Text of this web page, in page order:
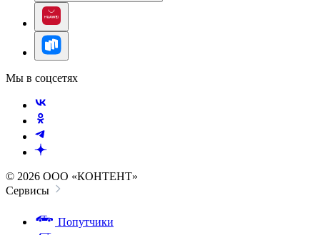
Мы в соцсетях
© 2026 ООО «КОНТЕНТ»
Сервисы
Попутчики